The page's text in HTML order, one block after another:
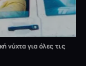
νύχτα για όλες τις